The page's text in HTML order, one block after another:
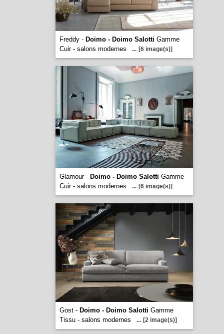
Freddy - Doimo - Doimo Salotti Gamme
Cuir - salons modernes
... [6 image(s)]
Glamour - Doimo - Doimo Salotti Gamme
Cuir - salons modernes
... [6 image(s)]
Gost - Doimo - Doimo Salotti Gamme
Tissu - salons modernes
... [2 image(s)]